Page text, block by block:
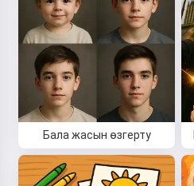
Бала жасын өзгерту